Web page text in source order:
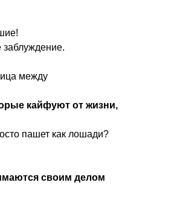
заблуждение.
между
кайфуют от жизни,
пашет как лошади?
своим делом